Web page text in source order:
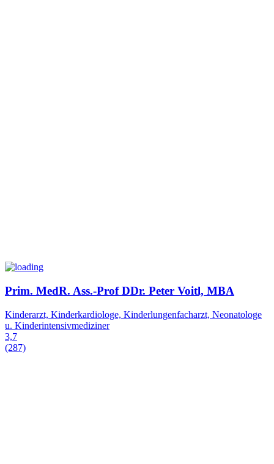
Prim. MedR. Ass.-Prof DDr. Peter Voitl, MBA
Kinderarzt, Kinderkardiologe, Kinderlungenfacharzt, Neonatologe
u. Kinderintensivmediziner
3,7
(287)